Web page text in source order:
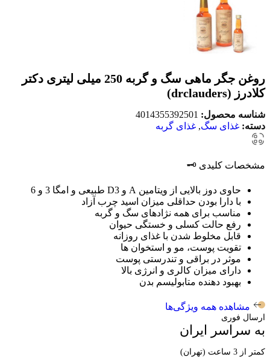
روغن جگر ماهی سگ و گربه 250 میلی لیتری دکتر
کلادرز (drclauders)
شناسه محصول: 4014355392501
دسته: غذای سگ, غذای گربه
مشخصات کلیدی 🗝️
حاوی دوز بالایی از ویتامین A و D3 طبیعی و امگا 3 و 6
با دارا بودن حداقلی میزان اسید چرب آزاد
مناسب برای همه نژادهای سگ و گربه
رفع حالت کسلی و خستگی حیوان
قابل مخلوط شدن با غذای روزانه
تقویت پوست، مو و استخوان ها
موثر در براقی و تندرستی پوست
دارای میزان کالری و انرژی بالا
بهبود دهنده متابولیسم بدن
مشاهده همه ویژگی‌ها
ارسال فوری
به سراسر ایران
کمتر از 3 ساعت (تهران)